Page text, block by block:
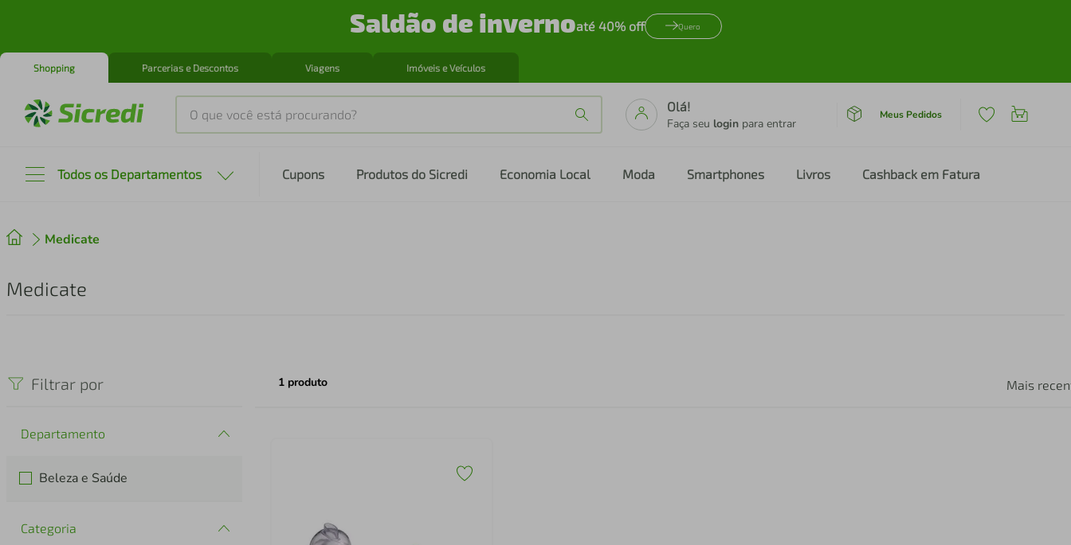
Saldão de invernoaté 40% off Quero
Shopping Parcerias e Descontos Viagens Imóveis e Veículos
O que você está procurando?
Olá!
Faça seu login para entrar
Meus Pedidos
Todos os Departamentos Cupons Produtos do Sicredi Economia Local Moda Smartphones Livros Cashback em Fatura
Medicate
Medicate
Filtrar por
Departamento
Beleza e Saúde
Categoria
1 produto Mais